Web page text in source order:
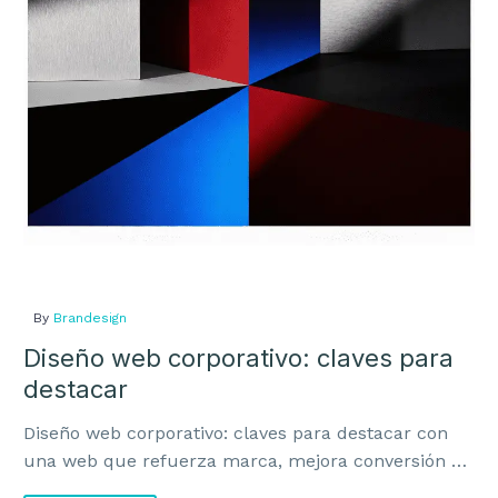
para
destacar
By Brandesign
Diseño web corporativo: claves para
destacar
Diseño web corporativo: claves para destacar con
una web que refuerza marca, mejora conversión y